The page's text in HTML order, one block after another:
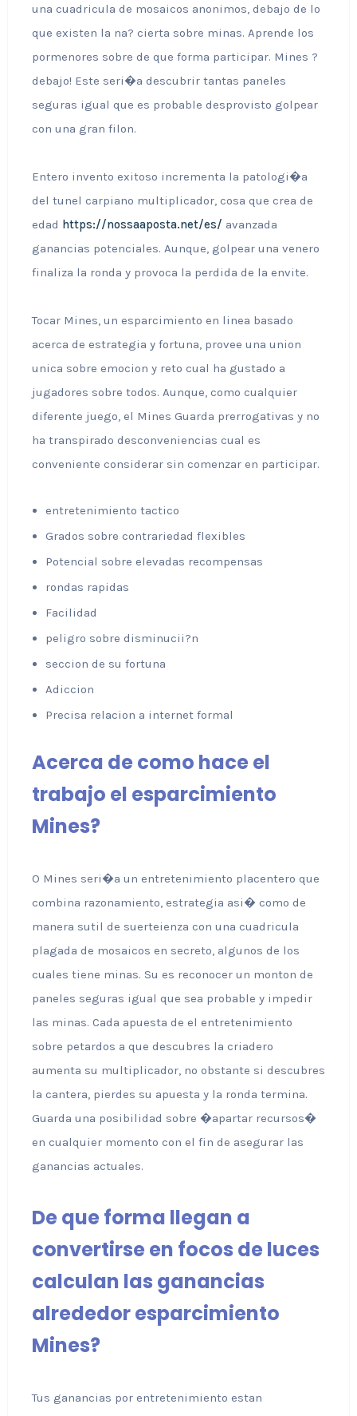
una cuadricula de mosaicos anonimos, debajo de lo
que existen la na? cierta sobre minas. Aprende los
pormenores sobre de que forma participar. Mines ?
debajo! Este seri�a descubrir tantas paneles
seguras igual que es probable desprovisto golpear
con una gran filon.
Entero invento exitoso incrementa la patologi�a
del tunel carpiano multiplicador, cosa que crea de
edad https://nossaaposta.net/es/ avanzada
ganancias potenciales. Aunque, golpear una venero
finaliza la ronda y provoca la perdida de la envite.
Tocar Mines, un esparcimiento en linea basado
acerca de estrategia y fortuna, provee una union
unica sobre emocion y reto cual ha gustado a
jugadores sobre todos. Aunque, como cualquier
diferente juego, el Mines Guarda prerrogativas y no
ha transpirado desconveniencias cual es
conveniente considerar sin comenzar en participar.
entretenimiento tactico
Grados sobre contrariedad flexibles
Potencial sobre elevadas recompensas
rondas rapidas
Facilidad
peligro sobre disminucii?n
seccion de su fortuna
Adiccion
Precisa relacion a internet formal
Acerca de como hace el
trabajo el esparcimiento
Mines?
O Mines seri�a un entretenimiento placentero que
combina razonamiento, estrategia asi� como de
manera sutil de suerteienza con una cuadricula
plagada de mosaicos en secreto, algunos de los
cuales tiene minas. Su es reconocer un monton de
paneles seguras igual que sea probable y impedir
las minas. Cada apuesta de el entretenimiento
sobre petardos a que descubres la criadero
aumenta su multiplicador, no obstante si descubres
la cantera, pierdes su apuesta y la ronda termina.
Guarda una posibilidad sobre �apartar recursos�
en cualquier momento con el fin de asegurar las
ganancias actuales.
De que forma llegan a
convertirse en focos de luces
calculan las ganancias
alrededor esparcimiento
Mines?
Tus ganancias por entretenimiento estan